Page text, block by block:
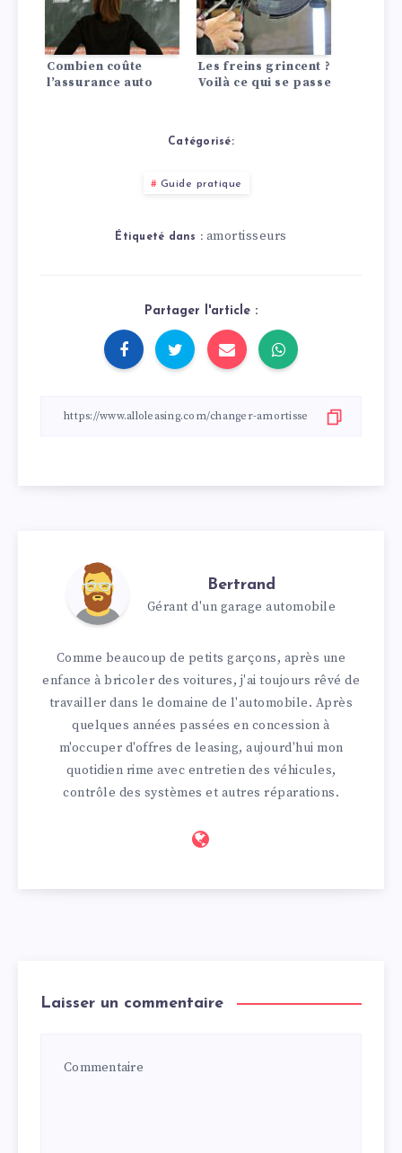
Combien coûte
l’assurance auto
Les freins grincent ?
Voilà ce qui se passe
Catégorisé:
Guide pratique
Étiqueté dans : amortisseurs
Partager l'article :
Bertrand
Gérant d'un garage automobile
Comme beaucoup de petits garçons, après une
enfance à bricoler des voitures, j'ai toujours rêvé de
travailler dans le domaine de l'automobile. Après
quelques années passées en concession à
m'occuper d'offres de leasing, aujourd'hui mon
quotidien rime avec entretien des véhicules,
contrôle des systèmes et autres réparations.
Laisser un commentaire